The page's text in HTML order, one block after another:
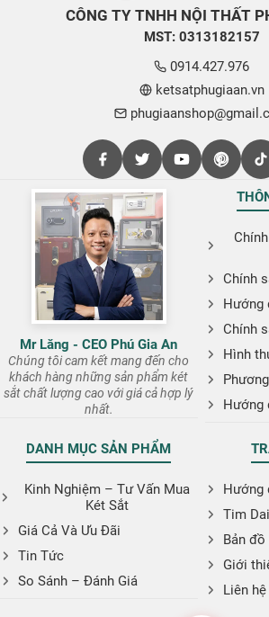
CÔNG TY TNHH NỘI THẤT
MST: 0313182157
0914.427.976
ketsatphugiaan.vn
Mr Lăng - CEO Phú Gia An
Chúng tôi cam kết mang đến cho
khách hàng những sản phẩm két
sắt chất lượng cao với giá cả hợp lý
nhất.
Chính
Hướng
Chính
Hình
Hướng
DANH MỤC SẢN PHẨM
Kinh Nghiệm – Tư Vấn Mua
Két Sắt
Giá Cả Và Ưu Đãi
Tin Tức
So Sánh – Đánh Giá
Hướng
Tim
Bản
Giới
Liên hệ